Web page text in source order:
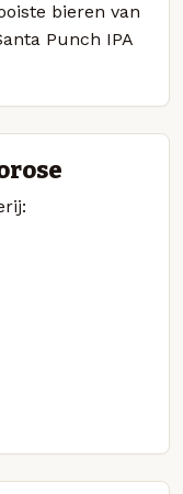
bieren van
Punch IPA